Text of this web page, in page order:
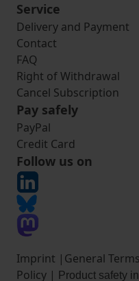
Service
Delivery and Payment
Contact
FAQ
Right of Withdrawal
Cancel Subscription
Pay safely
PayPal
Credit Card
Follow us on
Imprint | General
Policy | Product safety